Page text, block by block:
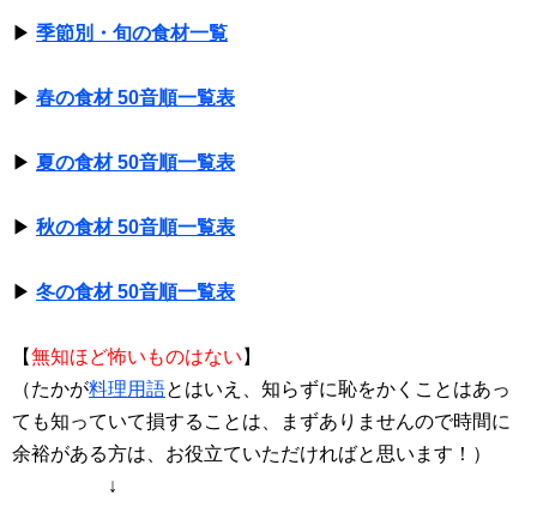
▶ 季節別・旬の食材一覧
▶ 春の食材 50音順一覧表
▶ 夏の食材 50音順一覧表
▶ 秋の食材 50音順一覧表
▶ 冬の食材 50音順一覧表
【無知ほど怖いものはない 】
（たかが料理用語とはいえ、知らずに恥をかくことはあっ
ても知っていて損することは、まずありませんので時間に
余裕がある方は、お役立ていただければと思います！）
↓